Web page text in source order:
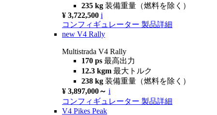
235 kg 装備重量（燃料を除く）
¥ 3,722,500 i
コンフィギュレーター 製品詳細
new V4 Rally
Multistrada V4 Rally
170 ps 最高出力
12.3 kgm 最大トルク
238 kg 装備重量（燃料を除く）
¥ 3,897,000～ i
コンフィギュレーター 製品詳細
V4 Pikes Peak